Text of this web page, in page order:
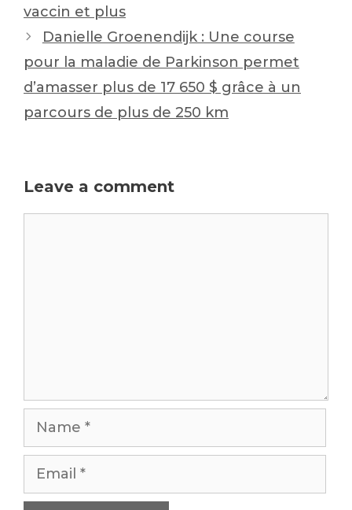
vaccin et plus
Danielle Groenendijk : Une course
pour la maladie de Parkinson permet
d’amasser plus de 17 650 $ grâce à un
parcours de plus de 250 km
Leave a comment
Name
Email